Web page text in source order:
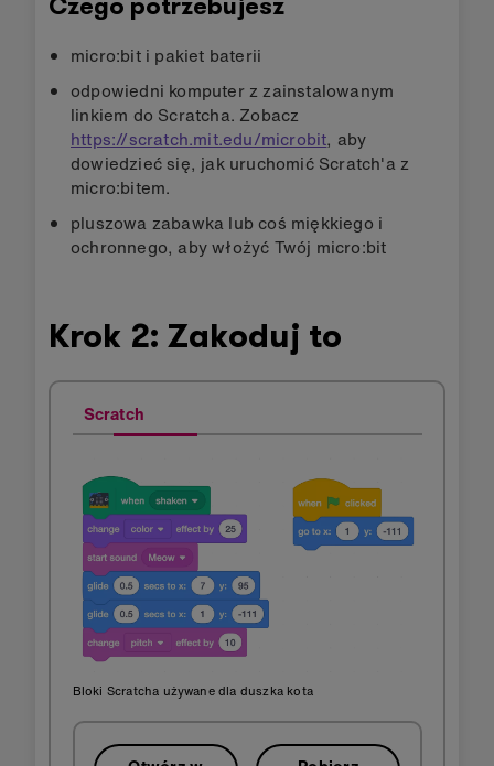
micro:bit i pakiet baterii
odpowiedni komputer z zainstalowanym
linkiem do Scratcha. Zobacz
https://scratch.mit.edu/microbit, aby
dowiedzieć się, jak uruchomić Scratch'a z
micro:bitem.
pluszowa zabawka lub coś miękkiego i
ochronnego, aby włożyć Twój micro:bit
Krok 2: Zakoduj to
Scratch
Bloki Scratcha używane dla duszka kota